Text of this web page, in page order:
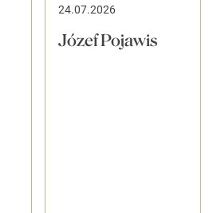
24.07.2026
Józef Pojawis